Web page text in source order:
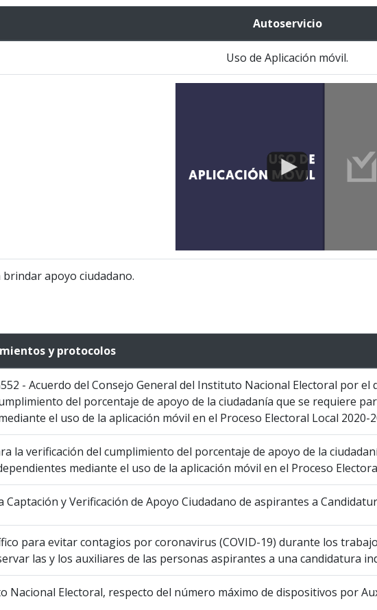
Autoservicio
Uso de Aplicación móvil.
apoyo ciudadano.
y protocolos
- Acuerdo del Consejo General del Instituto Nacional Electoral por
del porcentaje de apoyo de la ciudadanía que se requiere
el uso de la aplicación móvil en el Proceso Electoral Local 2020-
la verificación del cumplimiento del porcentaje de apoyo de la
mediante el uso de la aplicación móvil en el Proceso
Captación y Verificación de Apoyo Ciudadano de aspirantes a
para evitar contagios por coronavirus (COVID-19) durante los
las y los auxiliares de las personas aspirantes a una candidatura
Nacional Electoral, respecto del número máximo de dispositivos por